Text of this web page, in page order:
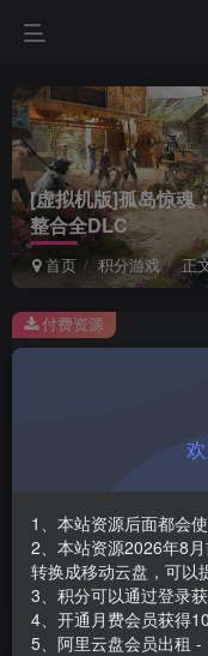
[虚拟机版]孤岛惊魂
整合全DLC
首页 积分游戏 正
此内容为付费资源，请付
安装包大小
游戏本体大小
付费资源
1、本站资源后面都会
2、本站资源2026年8
转换成移动云盘，可以
3、积分可以通过登录
4、开通月费会员获得
5、阿里云盘会员出租